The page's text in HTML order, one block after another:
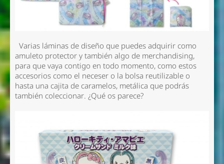
Varias láminas de diseño que puedes adquirir como
amuleto protector y también algo de merchandising,
para que vaya contigo en todo momento, como estos
accesorios como el neceser o la bolsa reutilizable o
hasta una cajita de caramelos, metálica que podrás
también coleccionar. ¿Qué os parece?